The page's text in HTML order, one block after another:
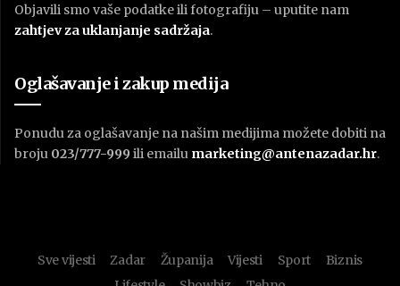
Objavili smo vaše podatke ili fotografiju – uputite nam
zahtjev za uklanjanje sadržaja.
Oglašavanje i zakup medija
Ponudu za oglašavanje na našim medijima možete dobiti na
broju 023/777-999 ili emailu marketing@antenazadar.hr.
Sve vijesti Zadar Županija Vijesti Sport
Biznis